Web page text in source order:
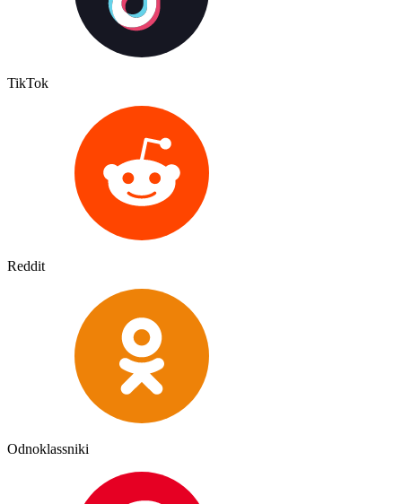
TikTok
Reddit
Odnoklassniki